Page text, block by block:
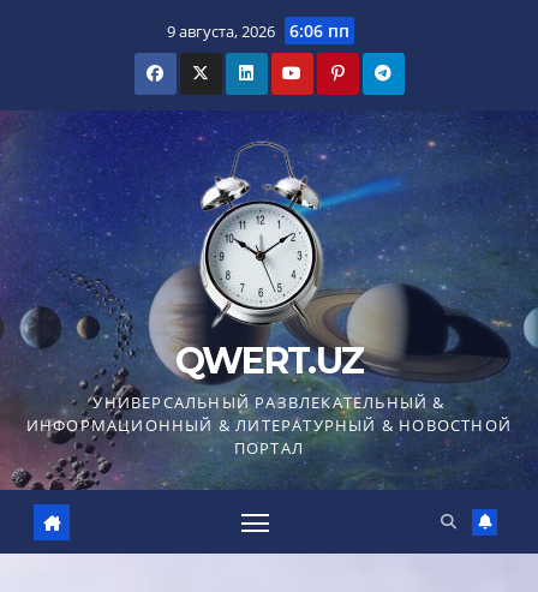
9 августа, 2026 6:06 пп
QWERT.UZ
УНИВЕРСАЛЬНЫЙ РАЗВЛЕКАТЕЛЬНЫЙ &
ИНФОРМАЦИОННЫЙ & ЛИТЕРАТУРНЫЙ & НОВОСТНОЙ
ПОРТАЛ